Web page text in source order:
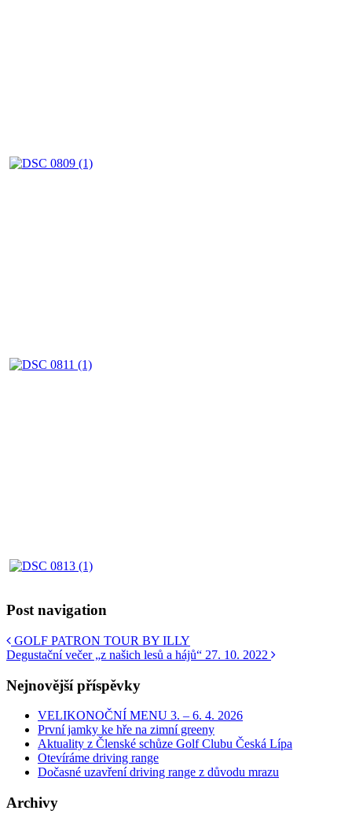
Post navigation
GOLF PATRON TOUR BY ILLY
Degustační večer „z našich lesů a hájů“ 27. 10. 2022
Nejnovější příspěvky
VELIKONOČNÍ MENU 3. – 6. 4. 2026
První jamky ke hře na zimní greeny
Aktuality z Členské schůze Golf Clubu Česká Lípa
Otevíráme driving range
Dočasné uzavření driving range z důvodu mrazu
Archivy